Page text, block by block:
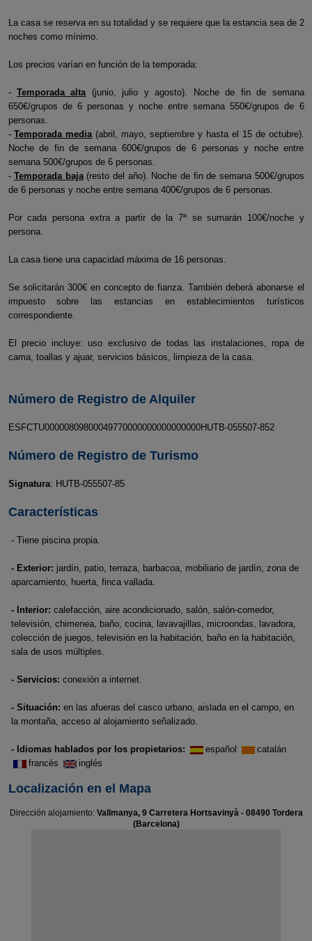
La casa se reserva en su totalidad y se requiere que la estancia sea de 2
noches como mínimo.
Los precios varían en función de la temporada:
- Temporada alta(junio, julio y agosto). Noche de fin de semana
650€/grupos de 6 personas y noche entre semana 550€/grupos de 6
personas.
-Temporada media(abril, mayo, septiembre y hasta el 15 de octubre).
Noche de fin de semana 600€/grupos de 6 personas y noche entre
semana 500€/grupos de 6 personas.
-Temporada baja(resto del año). Noche de fin de semana 500€/grupos
de 6 personas y noche entre semana 400€/grupos de 6 personas.
Por cada persona extra a partir de la 7ª se sumarán 100€/noche y
persona.
La casa tiene una capacidad máxima de 16 personas.
Se solicitarán 300€ en concepto de fianza. También deberá abonarse el
impuesto sobre las estancias en establecimientos turísticos
correspondiente.
El precio incluye: uso exclusivo de todas las instalaciones, ropa de
cama, toallas y ajuar, servicios básicos, limpieza de la casa.
Número de Registro de Alquiler
ESFCTU00000809800049770000000000000000HUTB-055507-852
Número de Registro de Turismo
Signatura: HUTB-055507-85
Características
- Tiene piscina propia.
- Exterior: jardín, patio, terraza, barbacoa, mobiliario de jardín, zona de
aparcamiento, huerta, finca vallada.
- Interior: calefacción, aire acondicionado, salón, salón-comedor,
televisión, chimenea, baño, cocina, lavavajillas, microondas, lavadora,
colección de juegos, televisión en la habitación, baño en la habitación,
sala de usos múltiples.
- Servicios: conexión a internet.
- Situación: en las afueras del casco urbano, aislada en el campo, en
la montaña, acceso al alojamiento señalizado.
- Idiomas hablados por los propietarios: español
catalán
francés
inglés
Localización en el Mapa
Dirección alojamiento: Vallmanya, 9 Carretera Hortsavinyà - 08490 Tordera
(Barcelona)